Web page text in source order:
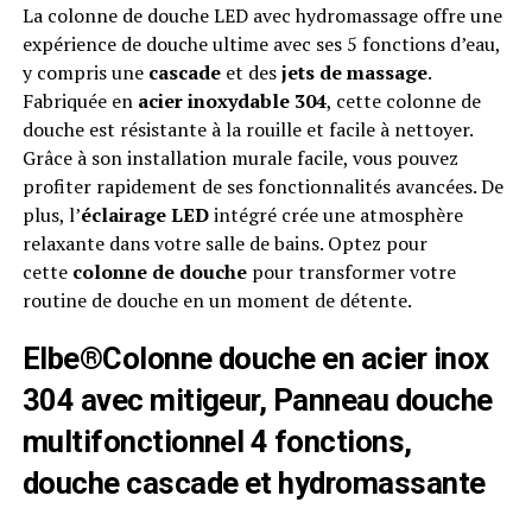
La colonne de douche LED avec hydromassage offre une
expérience de douche ultime avec ses 5 fonctions d’eau,
y compris une cascadeet desjets de massage.
Fabriquée en acier inoxydable 304, cette colonne de
douche est résistante à la rouille et facile à nettoyer.
Grâce à son installation murale facile, vous pouvez
profiter rapidement de ses fonctionnalités avancées. De
plus, l’éclairage LEDintégré crée une atmosphère
relaxante dans votre salle de bains. Optez pour
cette colonne de douchepour transformer votre
routine de douche en un moment de détente.
Elbe®Colonne douche en acier inox
304 avec mitigeur, Panneau douche
multifonctionnel 4 fonctions,
douche cascade et hydromassante